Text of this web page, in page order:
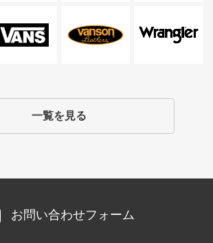
一覧を見る
お問い合わせフォーム